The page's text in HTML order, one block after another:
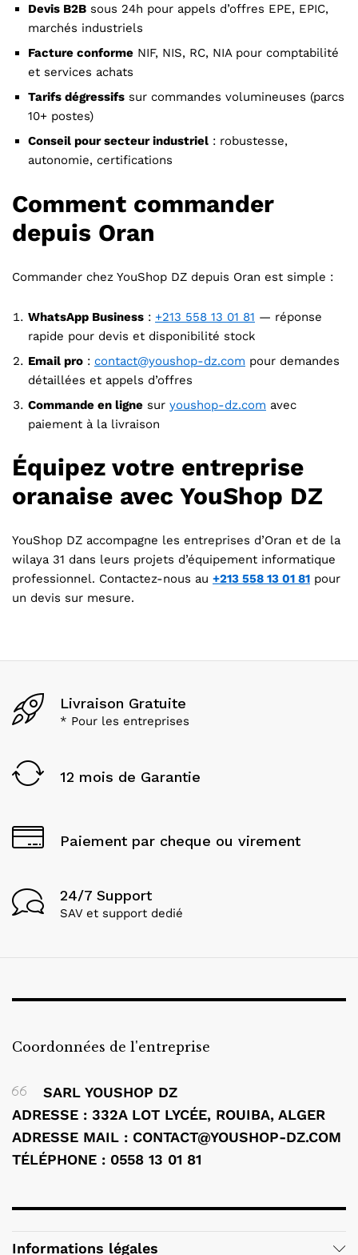
Devis B2B sous 24h pour appels d’offres EPE, EPIC,
marchés industriels
Facture conforme NIF, NIS, RC, NIA pour comptabilité
et services achats
Tarifs dégressifs sur commandes volumineuses (parcs
10+ postes)
Conseil pour secteur industriel : robustesse,
autonomie, certifications
Comment commander
depuis Oran
Commander chez YouShop DZ depuis Oran est simple :
WhatsApp Business : +213 558 13 01 81 — réponse
rapide pour devis et disponibilité stock
Email pro : contact@youshop-dz.com pour demandes
détaillées et appels d’offres
Commande en ligne sur youshop-dz.com avec
paiement à la livraison
Équipez votre entreprise
oranaise avec YouShop DZ
YouShop DZ accompagne les entreprises d’Oran et de la
wilaya 31 dans leurs projets d’équipement informatique
professionnel. Contactez-nous au +213 558 13 01 81 pour
un devis sur mesure.
Livraison Gratuite
* Pour les entreprises
12 mois de Garantie
Paiement par cheque ou virement
24/7 Support
SAV et support dedié
Coordonnées de l'entreprise
SARL YOUSHOP DZ
ADRESSE : 332A LOT LYCÉE, ROUIBA, ALGER
ADRESSE MAIL : CONTACT@YOUSHOP-DZ.COM
TÉLÉPHONE : 0558 13 01 81
Informations légales